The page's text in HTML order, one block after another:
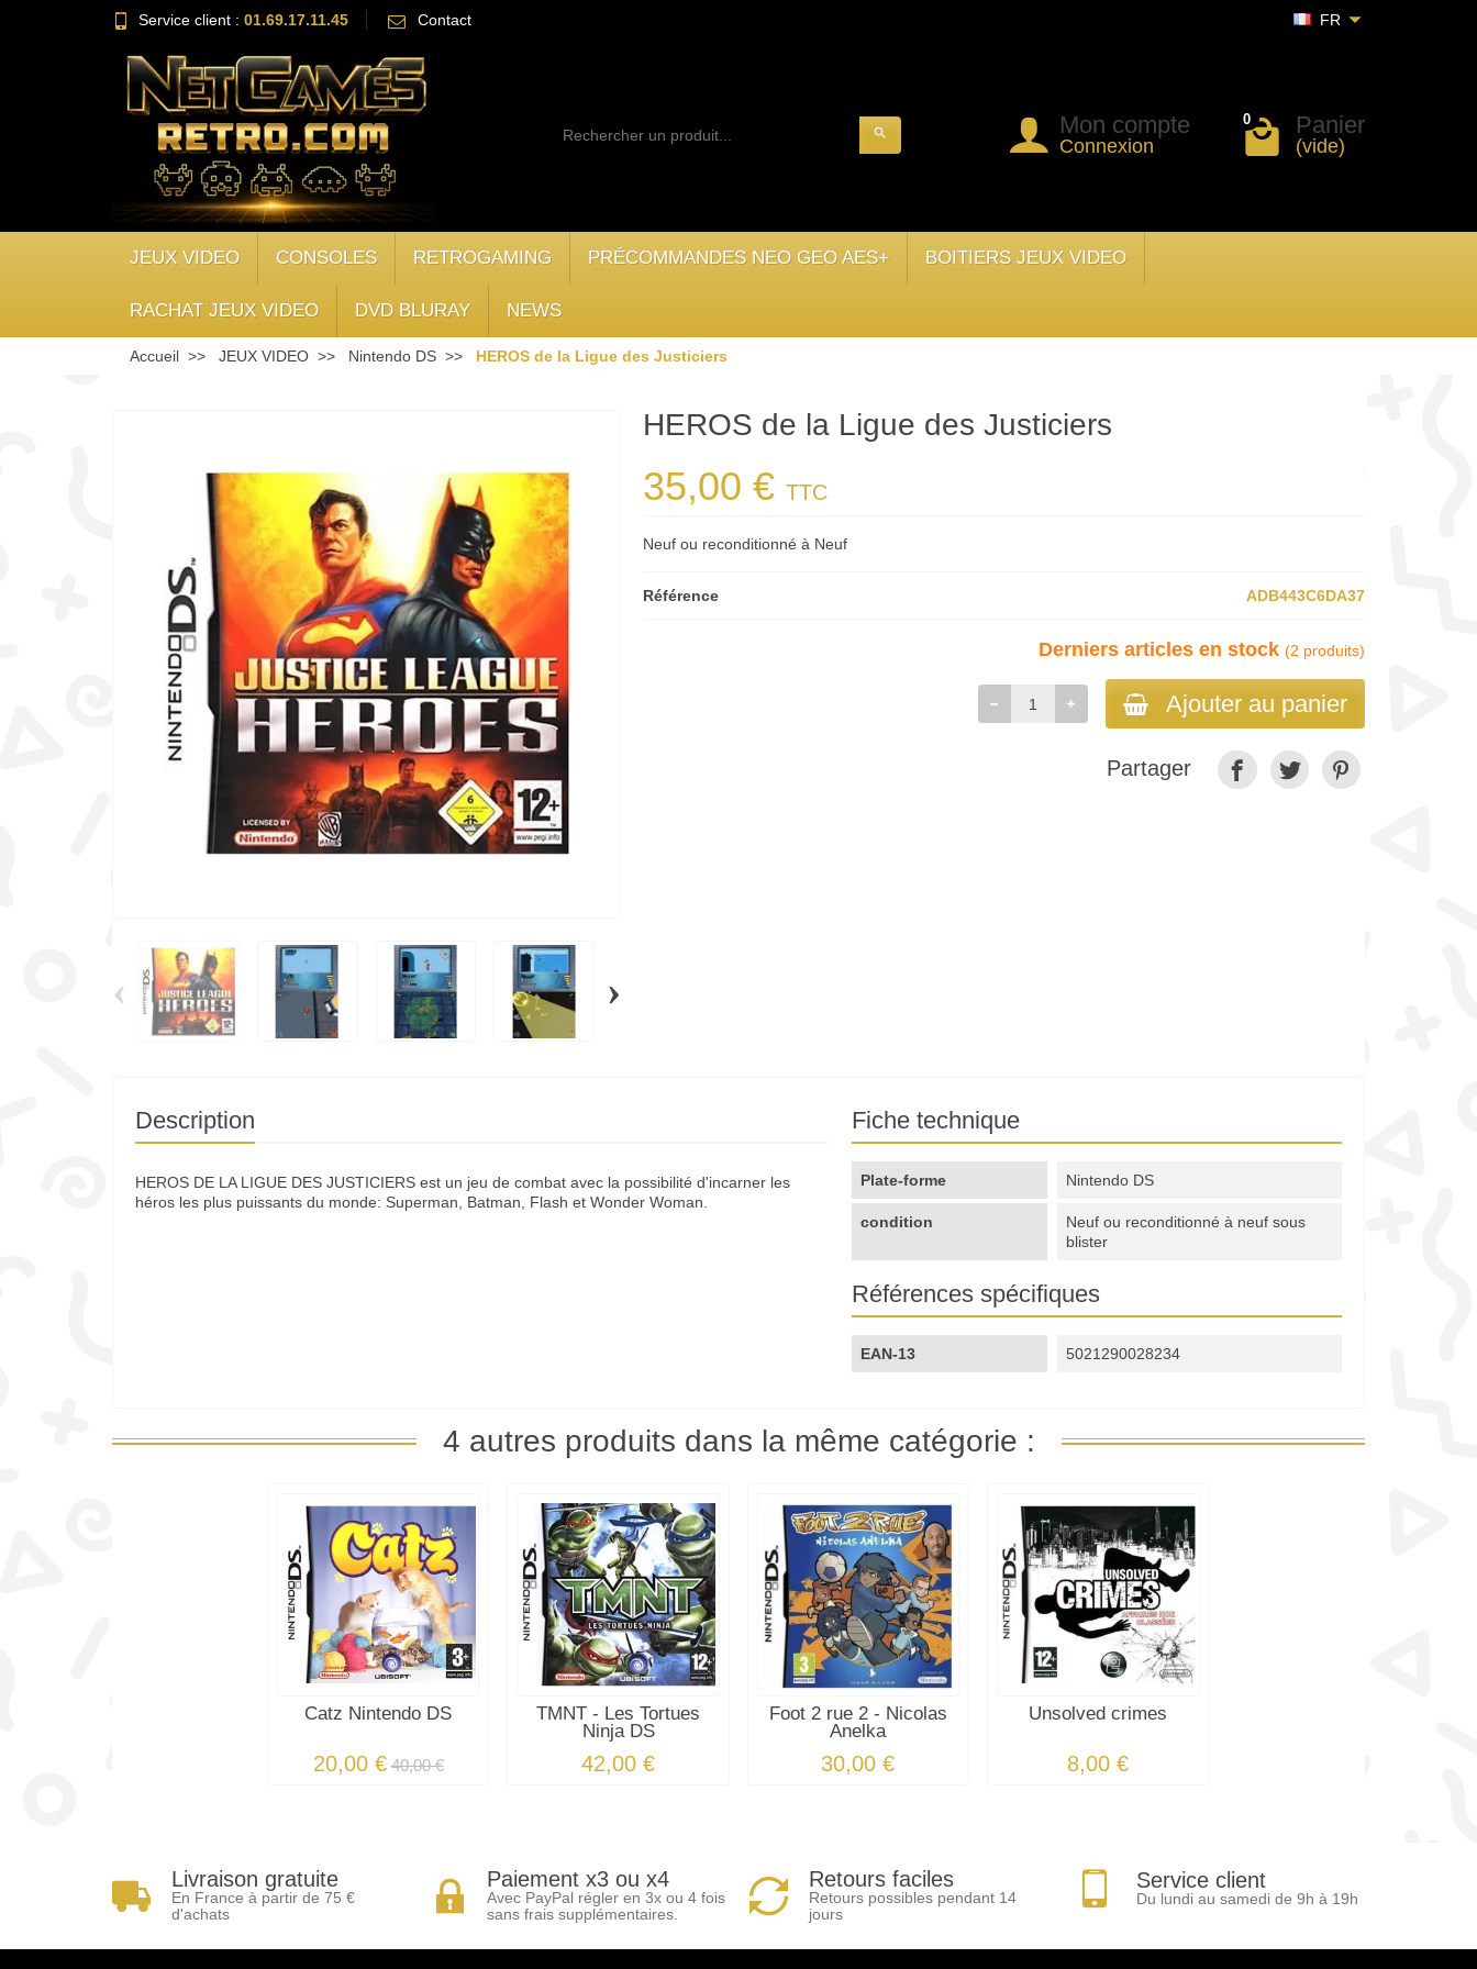
Service client : 01.69.17.11.45 Contact FR
search Mon compte
Connexion
0 Panier
(vide)
JEUX VIDEO CONSOLES RETROGAMING PRÉCOMMANDES NEO GEO AES+ BOITIERS JEUX VIDEO
RACHAT JEUX VIDEO DVD BLURAY NEWS
Accueil JEUX VIDEO Nintendo DS HEROS de la Ligue des Justiciers
‹ ›
HEROS de la Ligue des Justiciers
35,00 €TTC
Neuf ou reconditionné à Neuf
Référence ADB443C6DA37
Derniers articles en stock (2 produits)
Ajouter au panier
Partager
Description
HEROS DE LA LIGUE DES JUSTICIERS est un jeu de combat avec la possibilité d'incarner les
héros les plus puissants du monde: Superman, Batman, Flash et Wonder Woman.
Fiche technique
Plate-forme Nintendo DS
condition
Neuf ou reconditionné à neuf sous
blister
Références spécifiques
EAN-13 5021290028234
4 autres produits dans la même catégorie :
Catz Nintendo DS
20,00 € 40,00 €
TMNT - Les Tortues
Ninja DS
42,00 €
Foot 2 rue 2 - Nicolas
Anelka
30,00 €
Unsolved crimes
8,00 €
Livraison gratuite
En France à partir de 75 €
d'achats
Paiement x3 ou x4
Avec PayPal régler en 3x ou 4 fois
sans frais supplémentaires.
Retours faciles
Retours possibles pendant 14
jours
Service client
Du lundi au samedi de 9h à 19h